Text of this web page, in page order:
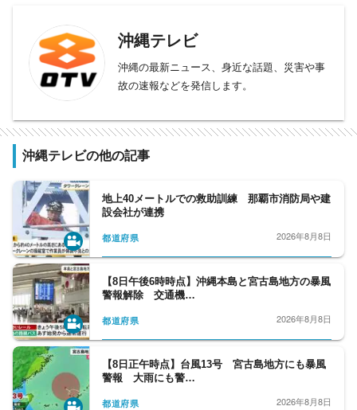
沖縄テレビ
沖縄の最新ニュース、身近な話題、災害や事
故の速報などを発信します。
沖縄テレビの他の記事
地上40メートルでの救助訓練 那覇市消防局や建
設会社が連携
都道府県 2026年8月8日
【8日午後6時時点】沖縄本島と宮古島地方の暴風
警報解除 交通機…
都道府県 2026年8月8日
【8日正午時点】台風13号 宮古島地方にも暴風
警報 大雨にも警…
都道府県 2026年8月8日